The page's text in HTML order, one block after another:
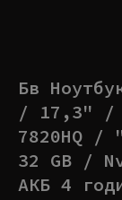
Бв
/ 17,3" /
7820HQ /
32 GB /
АКБ 4